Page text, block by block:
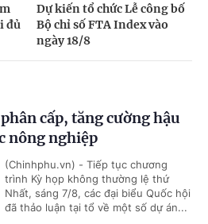
đủ
Dự kiến tổ chức Lễ công bố
Bộ chỉ số FTA Index vào
ngày 18/8
cấp, tăng cường hậu
nông nghiệp
(Chinhphu.vn) - Tiếp tục chương
trình Kỳ họp không thường lệ thứ
Nhất, sáng 7/8, các đại biểu Quốc hội
đã thảo luận tại tổ về một số dự án...